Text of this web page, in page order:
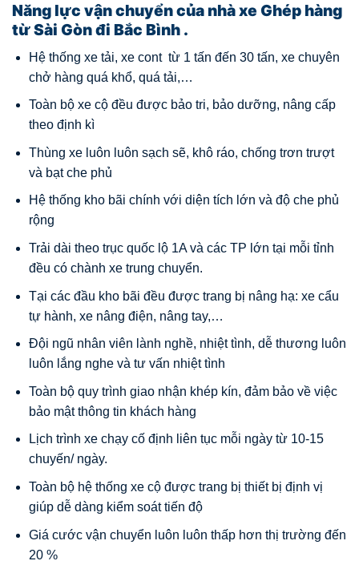
Năng lực vận chuyển của nhà xe Ghép hàng
từ Sài Gòn đi Bắc Bình .
Hệ thống xe tải, xe cont từ 1 tấn đến 30 tấn, xe chuyên
chở hàng quá khổ, quá tải,…
Toàn bộ xe cộ đều được bảo tri, bảo dưỡng, nâng cấp
theo định kì
Thùng xe luôn luôn sạch sẽ, khô ráo, chống trơn trượt
và bạt che phủ
Hệ thống kho bãi chính với diện tích lớn và độ che phủ
rộng
Trải dài theo trục quốc lộ 1A và các TP lớn tại mỗi tỉnh
đều có chành xe trung chuyển.
Tại các đầu kho bãi đều được trang bị nâng hạ: xe cẩu
tự hành, xe nâng điện, nâng tay,…
Đội ngũ nhân viên lành nghề, nhiệt tình, dễ thương luôn
luôn lắng nghe và tư vấn nhiệt tình
Toàn bộ quy trình giao nhận khép kín, đảm bảo về việc
bảo mật thông tin khách hàng
Lịch trình xe chạy cố định liên tục mỗi ngày từ 10-15
chuyến/ ngày.
Toàn bộ hệ thống xe cộ được trang bị thiết bị định vị
giúp dễ dàng kiểm soát tiến độ
Giá cước vận chuyển luôn luôn thấp hơn thị trường đến
20 %